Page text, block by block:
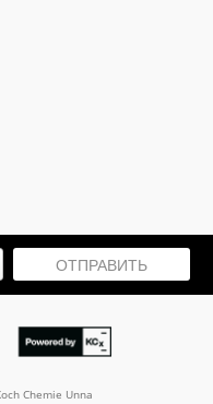
ОТПРАВИТЬ
Chemie Unna